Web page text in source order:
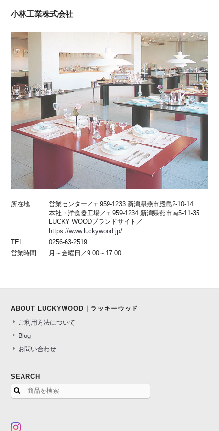
小林工業株式会社
所在地
営業センター／〒959-1233 新潟県燕市殿島2-10-14
本社・洋食器工場／〒959-1234 新潟県燕市南5-11-35
LUCKY WOODブランドサイト／
https://www.luckywood.jp/
TEL
0256-63-2519
営業時間
月～金曜日／9:00～17:00
ABOUT LUCKYWOOD｜ラッキーウッド
ご利用方法について
Blog
お問い合わせ
SEARCH